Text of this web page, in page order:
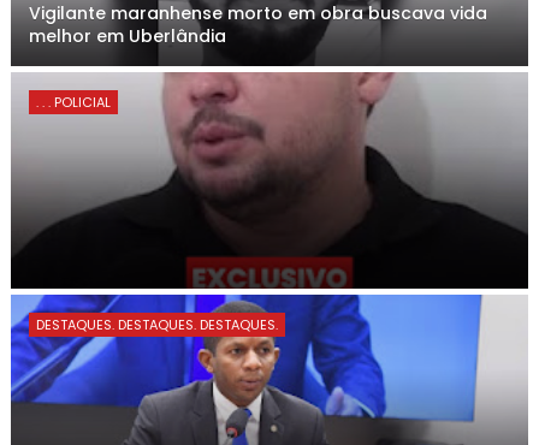
Vigilante maranhense morto em obra buscava vida
melhor em Uberlândia
. . . POLICIAL
DESTAQUES. DESTAQUES. DESTAQUES.